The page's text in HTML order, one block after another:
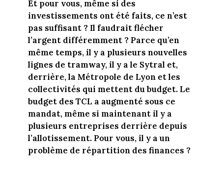
Et pour vous, même si des
investissements ont été faits, ce n’est
pas suffisant ? Il faudrait flécher
l’argent différemment ? Parce qu’en
même temps, il y a plusieurs nouvelles
lignes de tramway, il y a le Sytral et,
derrière, la Métropole de Lyon et les
collectivités qui mettent du budget. Le
budget des TCL a augmenté sous ce
mandat, même si maintenant il y a
plusieurs entreprises derrière depuis
l’allotissement. Pour vous, il y a un
problème de répartition des finances ?